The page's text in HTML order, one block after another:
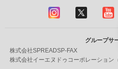
グループサ
株式会社SPREADSP-FAX
株式会社イーエヌドゥコーポレーション